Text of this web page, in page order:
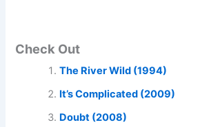
Check Out
The River Wild (1994)
It’s Complicated (2009)
Doubt (2008)